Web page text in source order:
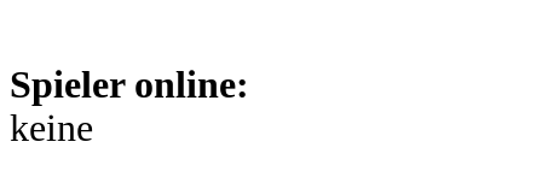
Spieler online:
keine